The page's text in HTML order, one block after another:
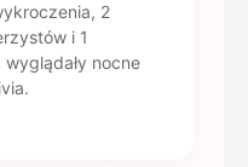
2
i 1
nocne